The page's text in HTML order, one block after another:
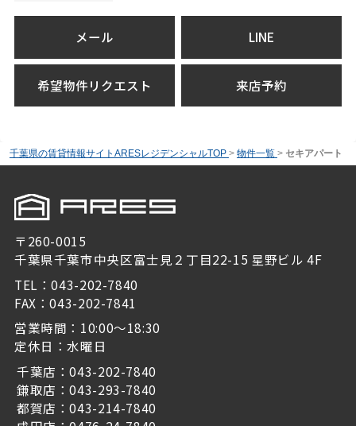
メール LINE
希望物件リクエスト 来店予約
千葉県の賃貸情報サイトARESレジデンシャルTOP > 物件一覧 > セキアパート
〒260-0015
千葉県千葉市中央区富士見２丁目22-15 星野ビル 4F
TEL：043-202-7840
FAX：043-202-7841
営業時間：10:00～18:30
定休日：水曜日
千葉店：043-202-7840
鎌取店：043-293-7840
都賀店：043-214-7840